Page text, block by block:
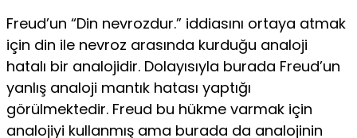
Freud’un “Din nevrozdur.” iddiasını ortaya atmak
için din ile nevroz arasında kurduğu analoji
hatalı bir analojidir. Do­layısıyla burada Freud’un
yanlış analoji mantık hatası yaptığı
görülmektedir. Freud bu hükme varmak için
analojiyi kullan­mış ama burada da analojinin